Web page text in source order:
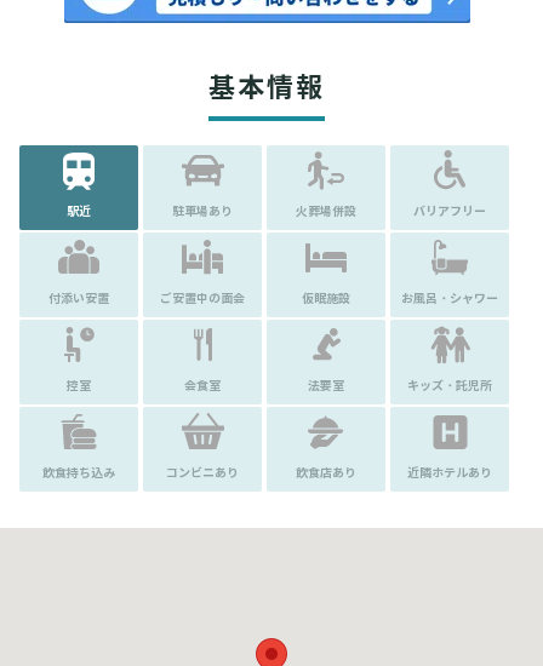
基本情報
駅近 駐車場あり 火葬場併設 バリアフリー
付添い安置 ご安置中の面会 仮眠施設 お風呂・シャワー
控室 会食室 法要室 キッズ・託児所
飲食持ち込み コンビニあり 飲食店あり 近隣ホテルあり